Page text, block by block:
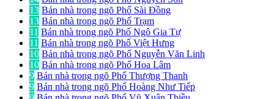
13 Bán nhà trong ngõ Phố Sài Đồng
13 Bán nhà trong ngõ Phố Trạm
11 Bán nhà trong ngõ Phố Ngô Gia Tự
11 Bán nhà trong ngõ Phố Việt Hưng
10 Bán nhà trong ngõ Phố Nguyễn Văn Linh
10 Bán nhà trong ngõ Phố Hoa Lâm
9 Bán nhà trong ngõ Phố Thượng Thanh
9 Bán nhà trong ngõ Phố Hoàng Như Tiếp